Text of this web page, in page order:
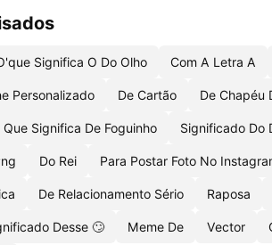
Significa O Do Olho Com A Letra A
Personalizado De Cartão De Chapéu
Que Significa De Foguinho Significado Do
Do Rei Para Postar Foto No
De Relacionamento Sério Raposa
Desse 🙄 Meme De Vector